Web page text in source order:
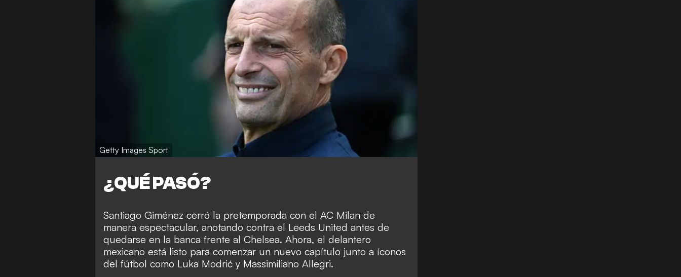
Getty Images Sport
¿QUÉ PASÓ?
Santiago Giménez cerró la pretemporada con el AC Milan de
manera espectacular, anotando contra el Leeds United antes de
quedarse en la banca frente al Chelsea. Ahora, el delantero
mexicano está listo para comenzar un nuevo capítulo junto a íconos
del fútbol como Luka Modrić y Massimiliano Allegri.